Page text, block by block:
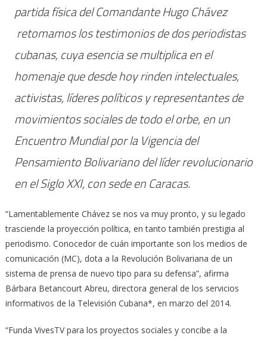
partida física del Comandante Hugo Chávez
retomamos los testimonios de dos periodistas
cubanas, cuya esencia se multiplica en el
homenaje que desde hoy rinden intelectuales,
activistas, líderes políticos y representantes de
movimientos sociales de todo el orbe, en un
Encuentro Mundial por la Vigencia del
Pensamiento Bolivariano del líder revolucionario
en el Siglo XXI, con sede en Caracas.
“Lamentablemente Chávez se nos va muy pronto, y su legado
trasciende la proyección política, en tanto también prestigia al
periodismo. Conocedor de cuán importante son los medios de
comunicación (MC), dota a la Revolución Bolivariana de un
sistema de prensa de nuevo tipo para su defensa”, afirma
Bárbara Betancourt Abreu, directora general de los servicios
informativos de la Televisión Cubana*, en marzo del 2014.
“Funda VivesTV para los proyectos sociales y concibe a la